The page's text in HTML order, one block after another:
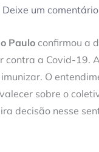
Deixe um comentário
Paulo confirmou a
contra a Covid-19.
O
sobre o
decisão nesse